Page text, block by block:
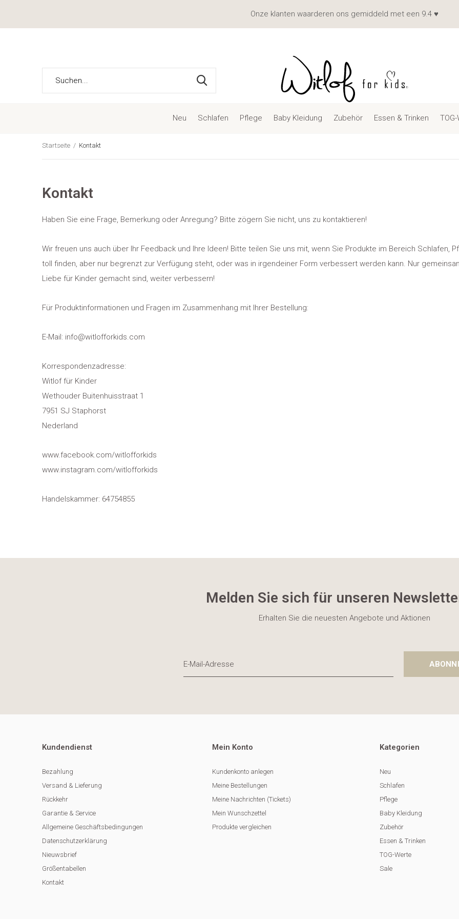
Neu Schlafen Pflege Baby Kleidung Zubehör Essen & Trinken
Onze klanten waarderen ons gemiddeld met een 9.4 ♥
Startseite Kontakt
Kontakt
Haben Sie eine Frage, Bemerkung oder Anregung? Bitte zögern Sie nicht, uns zu kontaktieren!
Wir freuen uns auch über Ihr Feedback und Ihre Ideen! Bitte teilen Sie uns mit, wenn Sie Produkte im Bereich Schlafen,
toll finden, aber nur begrenzt zur Verfügung steht, oder was in irgendeiner Form verbessert werden kann. Nur
Liebe für Kinder gemacht sind, weiter verbessern!
Für Produktinformationen und Fragen im Zusammenhang mit Ihrer Bestellung:
E-Mail: info@witlofforkids.com
Korrespondenzadresse:
Witlof für Kinder
Wethouder Buitenhuisstraat 1
7951 SJ Staphorst
Nederland
www.facebook.com/witlofforkids
www.instagram.com/witlofforkids
Handelskammer: 64754855
Melden Sie sich für unseren
Erhalten Sie die neuesten Angebote und Aktionen
Kundendienst
Bezahlung
Versand & Lieferung
Rückkehr
Garantie & Service
Allgemeine Geschäftsbedingungen
Datenschutzerklärung
Nieuwsbrief
Größentabellen
Kontakt
Mein Konto
Kundenkonto anlegen
Meine Bestellungen
Meine Nachrichten (Tickets)
Mein Wunschzettel
Produkte vergleichen
Kategorien
Neu
Schlafen
Pflege
Baby Kleidung
Zubehör
Essen & Trinken
TOG-Werte
Sale